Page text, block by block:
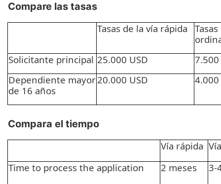
Compare las tasas
Tasas de la vía rápida
Solicitante principal 25.000 USD
Dependiente mayor
de 16 años
20.000 USD
Compara el tiempo
Vía rápida
Time to process the application
2 meses 3-